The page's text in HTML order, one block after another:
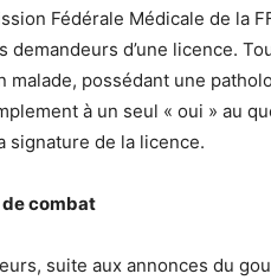
Fédérale Médicale de la
demandeurs d’une licence.
malade, possédant une
à un seul « oui » au
signature de la licence.
combat
suite aux annonces du